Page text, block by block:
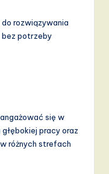
rozwiązywania
potrzeby
się w
pracy oraz
różnych strefach